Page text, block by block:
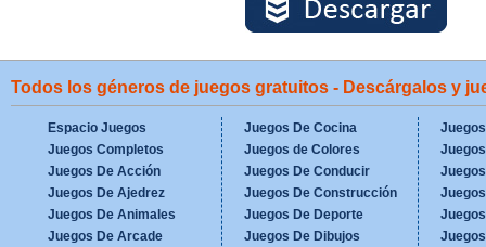
Todos los géneros de juegos gratuitos - Descárgalos y
Espacio Juegos
Juegos Completos
Juegos De Acción
Juegos De Ajedrez
Juegos De Animales
Juegos De Arcade
Juegos De Cocina
Juegos de Colores
Juegos De Conducir
Juegos De Construcción
Juegos De Deporte
Juegos De Dibujos